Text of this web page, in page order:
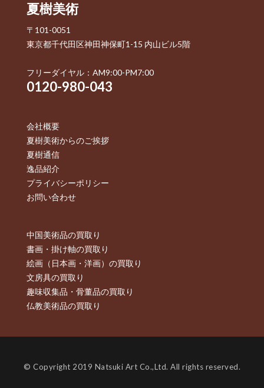
夏樹美術
〒101-0051
東京都千代田区神田神保町1-15 内山ビル5階
フリーダイヤル：AM9:00-PM7:00
0120-980-043
会社概要
夏樹美術からのご挨拶
夏樹通信
逸品紹介
プライバシーポリシー
お問い合わせ
中国美術品の買取り
書画・掛け軸の買取り
絵画（日本画・洋画）の買取り
文房具の買取り
趣味収集品・骨董品の買取り
仏教美術品の買取り
© Copyright 2019 Natsuki Art Co.,Ltd. All rights reserved.